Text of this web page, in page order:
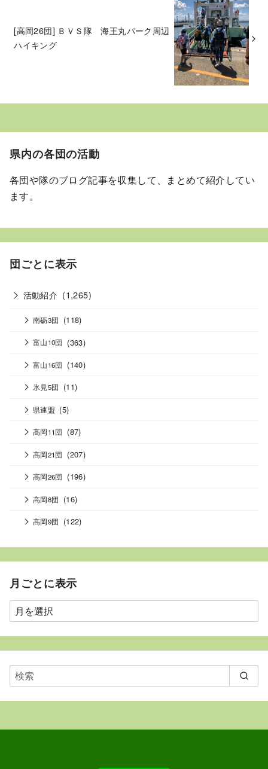
[高岡26団] ＢＶＳ隊 海王丸パーク周辺
ハイキング
県内の各団の活動
各団や隊のブログ記事を収集して、まとめて紹介してい
ます。
団ごとに表示
活動紹介 (1,265)
南砺3団 (118)
富山10団 (363)
富山16団 (140)
氷見5団 (11)
県連盟 (5)
高岡11団 (87)
高岡21団 (207)
高岡26団 (196)
高岡8団 (16)
高岡9団 (122)
月ごとに表示
月
ご
と
表
示